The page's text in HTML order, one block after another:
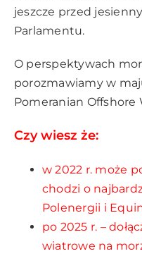
jeszcze przed
Parlamentu.
O perspektywach
porozmawiamy w
Pomeranian Offshore
Czy wiesz że:
w 2022 r. może
chodzi o
Polenergii i
po 2025 r. –
wiatrowe na